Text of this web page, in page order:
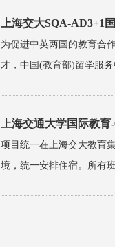
上海交大SQA-AD3+1
为促进中英两国的教育合
才，中国(教育部)留学服
上海交通大学国际教
项目统一在上海交大教育
境，统一安排住宿。所有